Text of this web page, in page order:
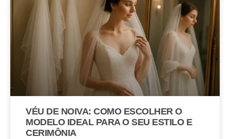
VÉU DE NOIVA: COMO ESCOLHER O
MODELO IDEAL PARA O SEU ESTILO E
CERIMÔNIA